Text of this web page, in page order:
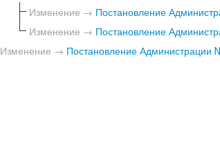
Изменение → Постановление
Изменение → Постановление
Изменение → Постановление Администрации